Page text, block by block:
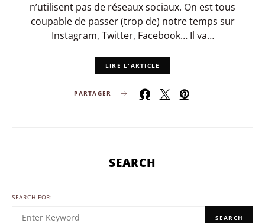
n’utilisent pas de réseaux sociaux. On est tous
coupable de passer (trop de) notre temps sur
Instagram, Twitter, Facebook… Il va…
LIRE L'ARTICLE
PARTAGER
SEARCH
SEARCH FOR:
SEARCH